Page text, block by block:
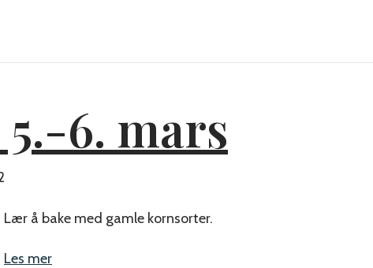
6. mars
Lær å bake med gamle kornsorter.
Les mer